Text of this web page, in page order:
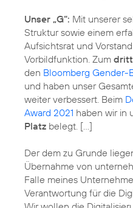
Unser „G“: Mit unserer
Struktur sowie einem
Aufsichtsrat und
Vorbildfunktion. Zum
den Bloomberg Gender-
und haben unser
weiter verbessert. Beim
Award 2021 haben wir in
Platz belegt. […]
Der dem zu Grunde
Übernahme von
Falle meines
Verantwortung für die